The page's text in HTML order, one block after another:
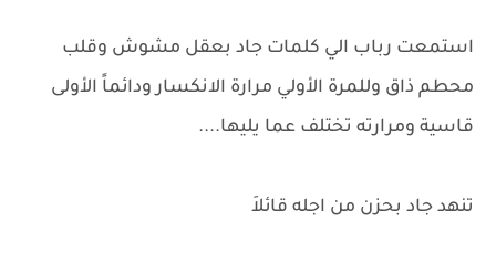
استمعت رباب الي كلمات جاد بعقل مشوش وقلب
محطم ذاق وللمرة الأولي مرارة الانكسار ودائماً الأولى
قاسية ومرارته تختلف عما يليها....
تنهد جاد بحزن من اجله قائلاَ